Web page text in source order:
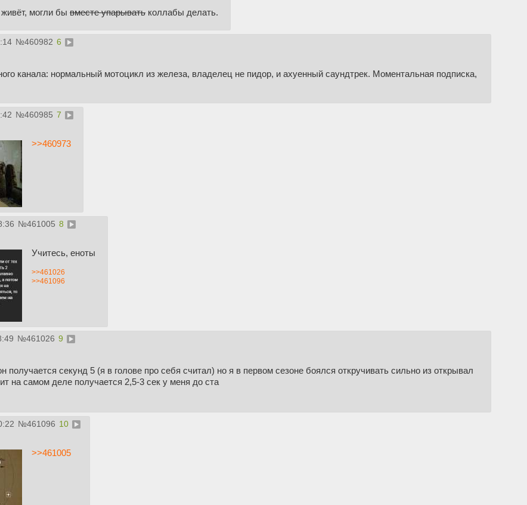
могли бы вместе упарывать коллабы делать.
№460982 6
канала: нормальный мотоцикл из железа, владелец не пидор, и ахуенный саундтрек. Моментальная подписка,
№460985 7
>>460973
№461005 8
Учитесь, еноты
>>461026
>>461096
№461026 9
получается секунд 5 (я в голове про себя считал) но я в первом сезоне боялся откручивать сильно из открывал
на самом деле получается 2,5-3 сек у меня до ста
№461096 10
>>461005